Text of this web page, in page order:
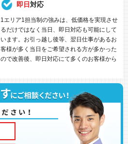
即日対応
1エリア1担当制の強みは、低価格を実現させ
るだけではなく当日、即日対応も可能にして
います。お引っ越し後等、翌日仕事があるお
客様が多く当日をご希望される方が多かった
ので改善後、即日対応にて多くのお客様から